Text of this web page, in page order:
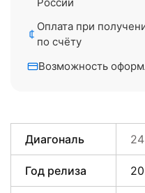
Оплата при
по счёту
Возможность
Диагональ 24
Год релиза